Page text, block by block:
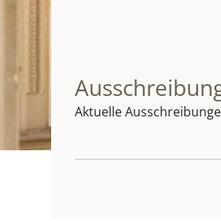
Aktuelle